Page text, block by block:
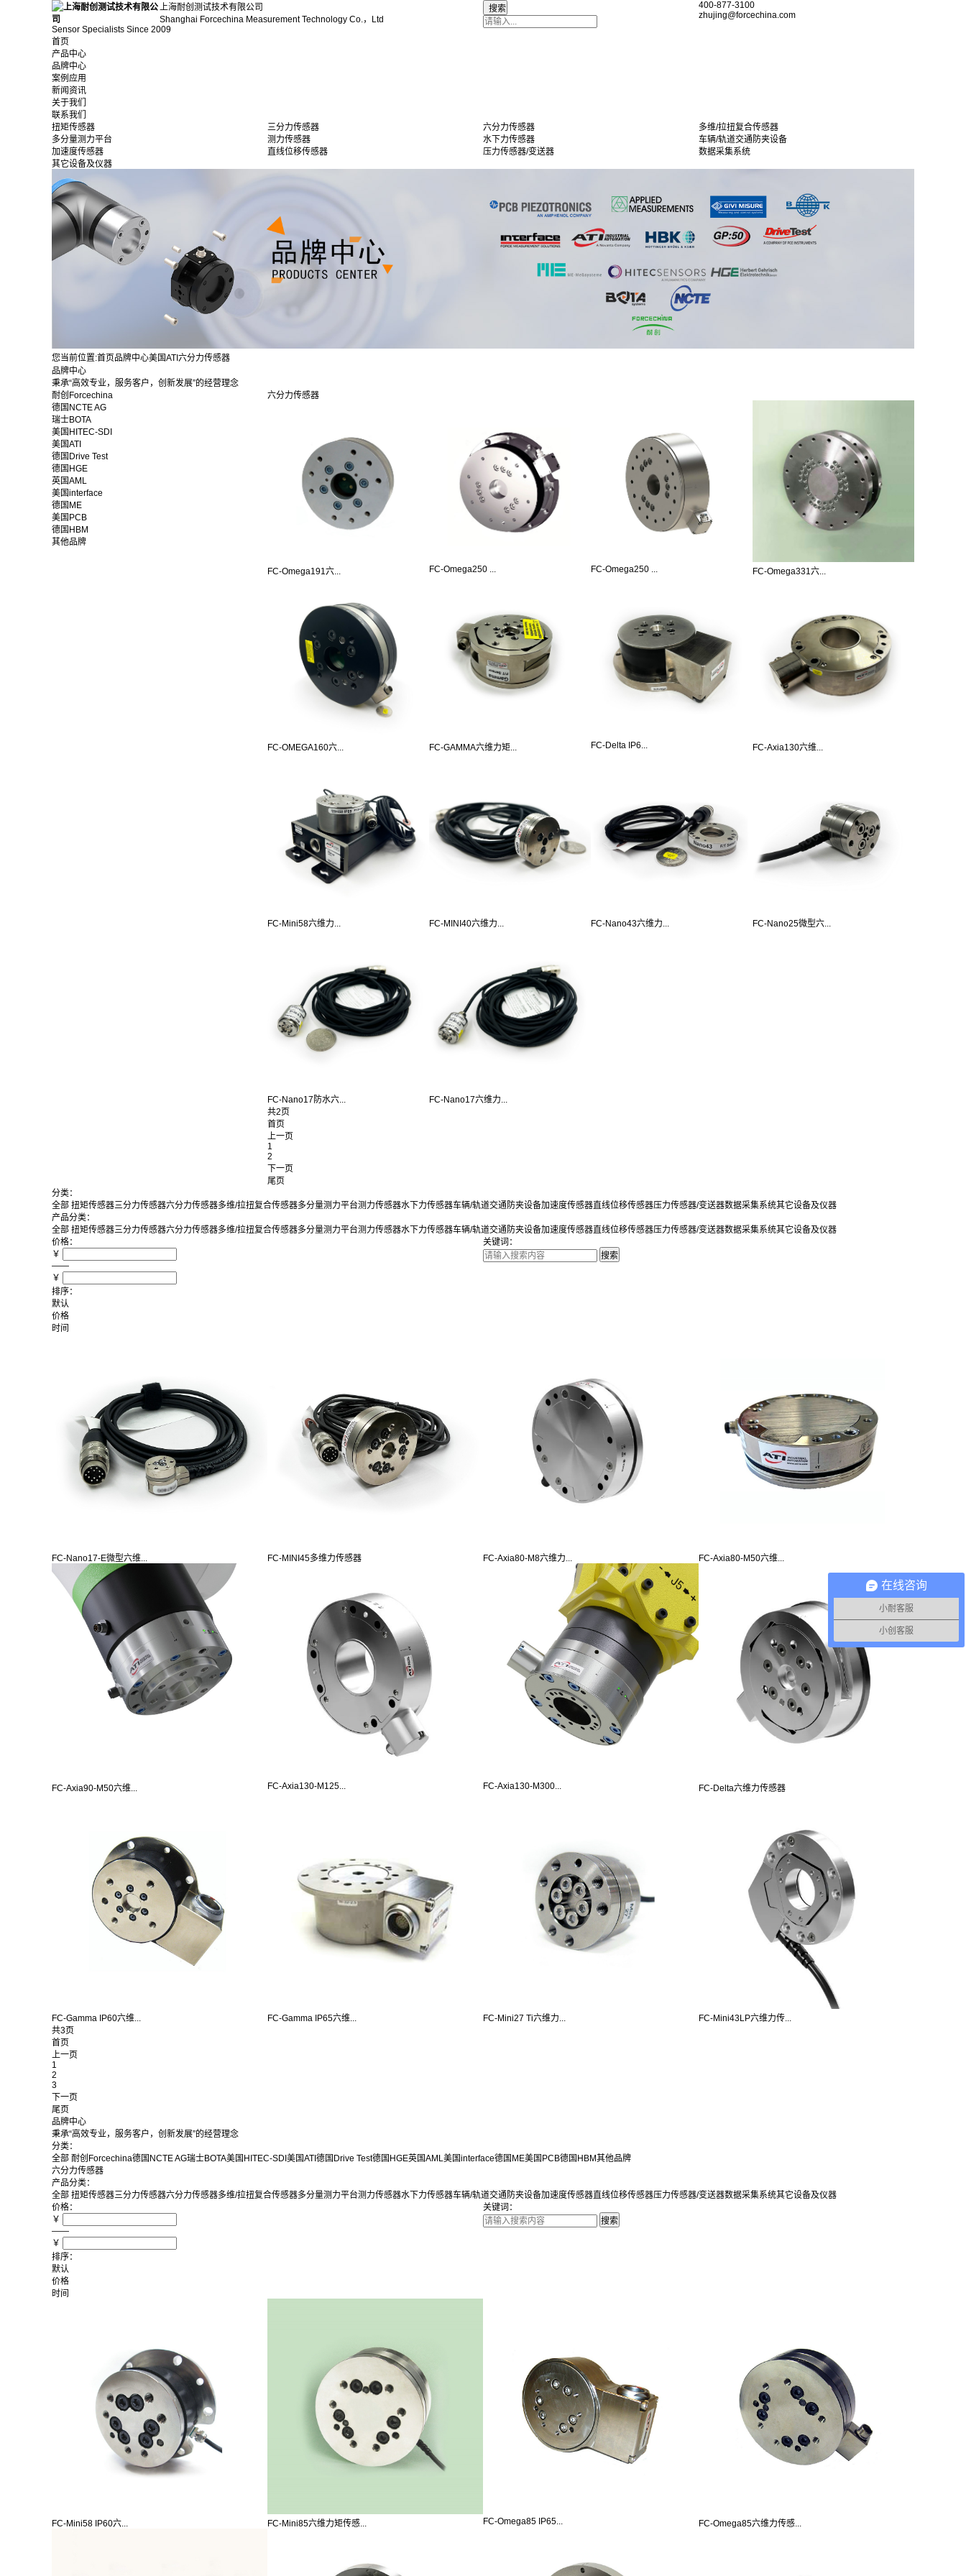
上海耐创测试技术有限公司
Shanghai Forcechina Measurement Technology Co.，Ltd
Sensor Specialists Since 2009
400-877-3100
zhujing@forcechina.com
首页
产品中心
品牌中心
案例应用
新闻资讯
关于我们
联系我们
扭矩传感器
三分力传感器 六分力传感器
多维/拉扭复合传感器
多分量测力平台
测力传感器 水下力传感器
车辆/轨道交通防夹设备
加速度传感器
直线位移传感器 压力传感器/变送器
数据采集系统
其它设备及仪器
您当前位置:首页品牌中心美国ATI 六分力传感器
品牌中心
秉承“高效专业，服务客户，创新发展”的经营理念
耐创Forcechina
德国NCTE AG
瑞士BOTA
美国HITEC-SDI
美国ATI
德国Drive Test
德国HGE
英国AML
美国interface
德国ME
美国PCB
德国HBM
其他品牌
六分力传感器
FC-Omega191六... FC-Omega250 ... FC-Omega250 ... FC-Omega331六...
FC-OMEGA160六... FC-GAMMA六维力矩... FC-Delta IP6... FC-Axia130六维...
FC-Mini58六维力... FC-MINI40六维力... FC-Nano43六维力... FC-Nano25微型六...
FC-Nano17防水六...
FC-Nano17六维力...
共2页
首页
上一页
1
2
下一页
尾页
分类：
全部 扭矩传感器三分力传感器六分力传感器多维/拉扭复合传感器多分量测力平台测力传感器水下力传感器车辆/轨道交通防夹设备加速度传感器直线位移传感器压力传感器/变送器数据采集系统其它设备及仪器
产品分类：
全部 扭矩传感器三分力传感器六分力传感器多维/拉扭复合传感器多分量测力平台测力传感器水下力传感器车辆/轨道交通防夹设备加速度传感器直线位移传感器压力传感器/变送器数据采集系统其它设备及仪器
价格：
￥
——
￥
关键词：
排序：
默认
价格
时间
FC-Nano17-E微型六维... FC-MINI45多维力传感器 FC-Axia80-M8六维力... FC-Axia80-M50六维...
FC-Axia90-M50六维... FC-Axia130-M125... FC-Axia130-M300... FC-Delta六维力传感器
FC-Gamma IP60六维... FC-Gamma IP65六维... FC-Mini27 Ti六维力...
FC-Mini43LP六维力传...
共3页
首页
上一页
1
2
3
下一页
尾页
品牌中心
秉承“高效专业，服务客户，创新发展”的经营理念
分类：
全部 耐创Forcechina德国NCTE AG瑞士BOTA美国HITEC-SDI 美国ATI 德国Drive Test德国HGE英国AML美国interface德国ME美国PCB德国HBM其他品牌
六分力传感器
产品分类：
全部 扭矩传感器三分力传感器六分力传感器多维/拉扭复合传感器多分量测力平台测力传感器水下力传感器车辆/轨道交通防夹设备加速度传感器直线位移传感器压力传感器/变送器数据采集系统其它设备及仪器
价格：
￥
——
￥
关键词：
排序：
默认
价格
时间
FC-Mini58 IP60六... FC-Mini85六维力矩传感... FC-Omega85 IP65... FC-Omega85六维力传感...
在线咨询
小耐客服
小创客服